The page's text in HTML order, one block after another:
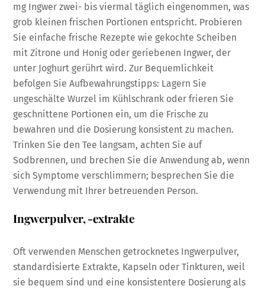
mg Ingwer zwei- bis viermal täglich eingenommen, was
grob kleinen frischen Portionen entspricht. Probieren
Sie einfache frische Rezepte wie gekochte Scheiben
mit Zitrone und Honig oder geriebenen Ingwer, der
unter Joghurt gerührt wird. Zur Bequemlichkeit
befolgen Sie Aufbewahrungstipps: Lagern Sie
ungeschälte Wurzel im Kühlschrank oder frieren Sie
geschnittene Portionen ein, um die Frische zu
bewahren und die Dosierung konsistent zu machen.
Trinken Sie den Tee langsam, achten Sie auf
Sodbrennen, und brechen Sie die Anwendung ab, wenn
sich Symptome verschlimmern; besprechen Sie die
Verwendung mit Ihrer betreuenden Person.
Ingwerpulver, -extrakte
Oft verwenden Menschen getrocknetes Ingwerpulver,
standardisierte Extrakte, Kapseln oder Tinkturen, weil
sie bequem sind und eine konsistentere Dosierung als